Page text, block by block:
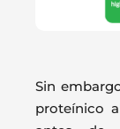
Sin
proteínico